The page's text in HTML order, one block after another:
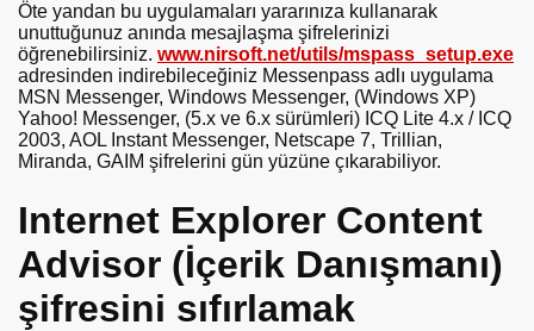
Öte yandan bu uygulamaları yararınıza kullanarak
unuttuğunuz anında mesajlaşma şifrelerinizi
öğrenebilirsiniz. www.nirsoft.net/utils/mspass_setup.exe
adresinden indirebileceğiniz Messenpass adlı uygulama
MSN Messenger, Windows Messenger, (Windows XP)
Yahoo! Messenger, (5.x ve 6.x sürümleri) ICQ Lite 4.x / ICQ
2003, AOL Instant Messenger, Netscape 7, Trillian,
Miranda, GAIM şifrelerini gün yüzüne çıkarabiliyor.
Internet Explorer Content
Advisor (İçerik Danışmanı)
şifresini sıfırlamak